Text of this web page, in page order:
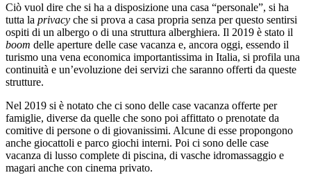
Ciò vuol dire che si ha a disposizione una casa “personale”, si ha
tutta la privacy che si prova a casa propria senza per questo sentirsi
ospiti di un albergo o di una struttura alberghiera. Il 2019 è stato il
boom delle aperture delle case vacanza e, ancora oggi, essendo il
turismo una vena economica importantissima in Italia, si profila una
continuità e un’evoluzione dei servizi che saranno offerti da queste
strutture.
Nel 2019 si è notato che ci sono delle case vacanza offerte per
famiglie, diverse da quelle che sono poi affittato o prenotate da
comitive di persone o di giovanissimi. Alcune di esse propongono
anche giocattoli e parco giochi interni. Poi ci sono delle case
vacanza di lusso complete di piscina, di vasche idromassaggio e
magari anche con cinema privato.